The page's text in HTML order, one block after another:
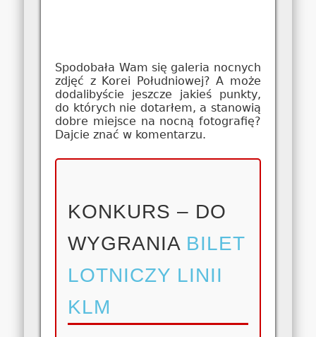
Spodobała Wam się galeria nocnych
zdjęć z Korei Południowej? A może
dodalibyście jeszcze jakieś punkty,
do których nie dotarłem, a stanowią
dobre miejsce na nocną fotografię?
Dajcie znać w komentarzu.
KONKURS – DO
WYGRANIA BILET
LOTNICZY LINII
KLM